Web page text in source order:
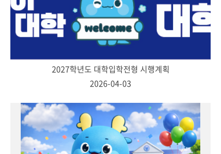
2027학년도 대학입학전형 시행계획
2026-04-03